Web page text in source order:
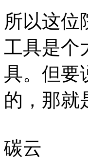
所以这位
工具是个
具。但要
的，那就
碳云